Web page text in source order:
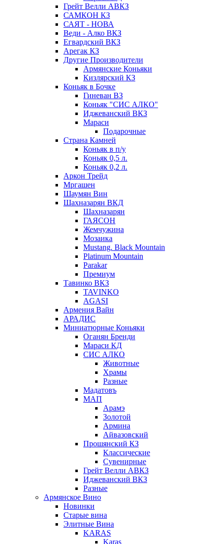
Грейт Велли АВКЗ
САМКОН КЗ
САЯТ - НОВА
Веди - Алко ВКЗ
Егвардский ВКЗ
Арегак КЗ
Другие Производители
Армянские Коньяки
Кизлярский КЗ
Коньяк в Бочке
Гиневан ВЗ
Коньяк "СИС АЛКО"
Иджеванский ВКЗ
Мараси
Подарочные
Страна Камней
Коньяк в п/у
Коньяк 0,5 л.
Коньяк 0,2 л.
Аркон Трейд
Мргашен
Шаумян Вин
Шахназарян ВКД
Шахназарян
ГАЯСОН
Жемчужина
Мозаика
Mustang. Black Mountain
Platinum Mountain
Parakar
Премиум
Тавинко ВКЗ
TAVINKO
AGASI
Армения Вайн
АРАДИС
Миниатюрные Коньяки
Оганян Бренди
Мараси КД
СИС АЛКО
Животные
Храмы
Разные
Мадатовъ
МАП
Арамэ
Золотой
Армина
Айвазовский
Прошянский КЗ
Классические
Сувенирные
Грейт Велли АВКЗ
Иджеванский ВКЗ
Разные
Армянское Вино
Новинки
Старые вина
Элитные Вина
KARAS
Karas